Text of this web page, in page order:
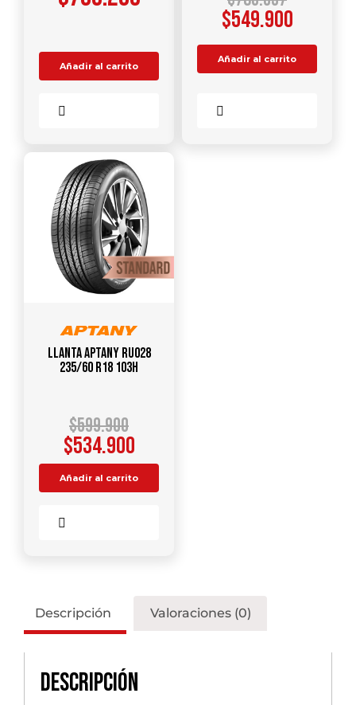
Añadir al carrito
$549.900
Añadir al carrito
Llanta APTANY RU028
235/60 R18 103H
$599.900
$534.900
Añadir al carrito
Descripción Valoraciones (0)
Descripción